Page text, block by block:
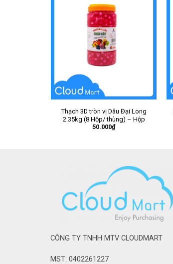
Thạch 3D tròn vị Dâu Đại Long
2.35kg (8 Hộp/ thùng) – Hộp
50.000₫
CÔNG TY TNHH MTV CLOUDMART
MST: 0402261227